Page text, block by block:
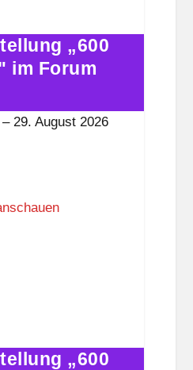
„600
im Forum
–29. August 2026
„600